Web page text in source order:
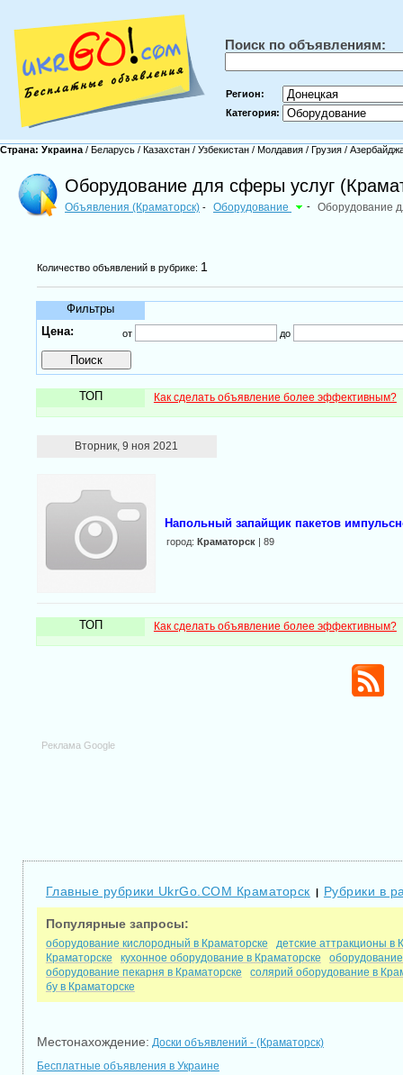
Поиск по объявлениям:
Регион:
Категория:
Страна: Украина / Беларусь / Казахстан / Узбекистан / Молдавия / Грузия /
Оборудование для сферы услуг
Объявления (Краматорск) - Оборудование - Оборудование
Количество объявлений в рубрике: 1
Фильтры
Цена:
от до
ТОП Как сделать объявление более эффективным?
Вторник, 9 ноя 2021
Напольный запайщик пакетов
город: Краматорск| 89
ТОП Как сделать объявление более эффективным?
Реклама Google
Главные рубрики UkrGo.COM Краматорск | Рубрики в
Популярные запросы:
оборудование кислородный в Краматорске
детские аттракционы в
Краматорске
кухонное оборудование в Краматорске
оборудование пекарня в Краматорске
солярий оборудование в
бу в Краматорске
Местонахождение: Доски объявлений - (Краматорск)
Бесплатные объявления в Украине